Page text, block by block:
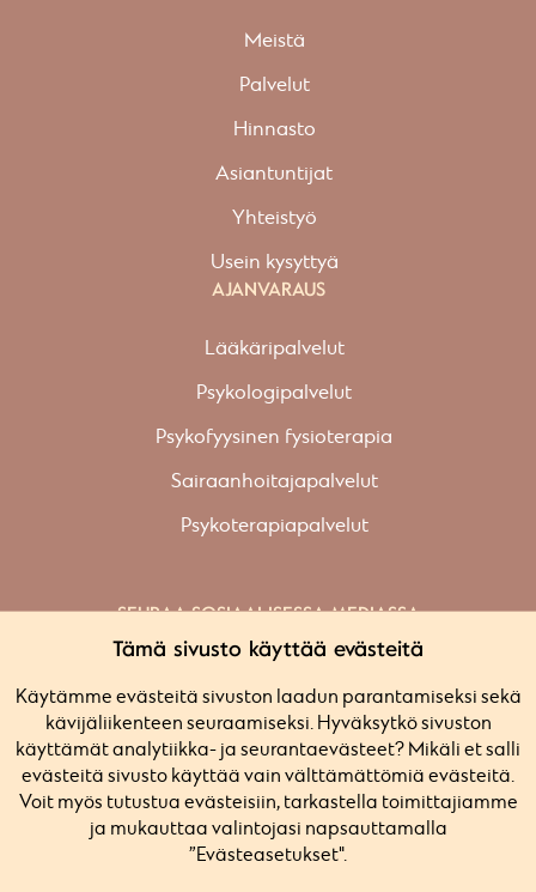
Tämä sivusto käyttää evästeitä
Käytämme evästeitä sivuston laadun parantamiseksi sekä
kävijäliikenteen seuraamiseksi. Hyväksytkö sivuston
käyttämät analytiikka- ja seurantaevästeet? Mikäli et salli
evästeitä sivusto käyttää vain välttämättömiä evästeitä.
Voit myös tutustua evästeisiin, tarkastella toimittajiamme
ja mukauttaa valintojasi napsauttamalla
”Evästeasetukset".
Meistä
Palvelut
Hinnasto
Asiantuntijat
Yhteistyö
Usein kysyttyä
AJANVARAUS
Lääkäripalvelut
Psykologipalvelut
Psykofyysinen fysioterapia
Sairaanhoitajapalvelut
Psykoterapiapalvelut
SEURAA SOSIAALISESSA MEDIASSA
Facebook
Linkedin
Tietosuojaseloste
Evästeasetukset
Yleiset ehdot